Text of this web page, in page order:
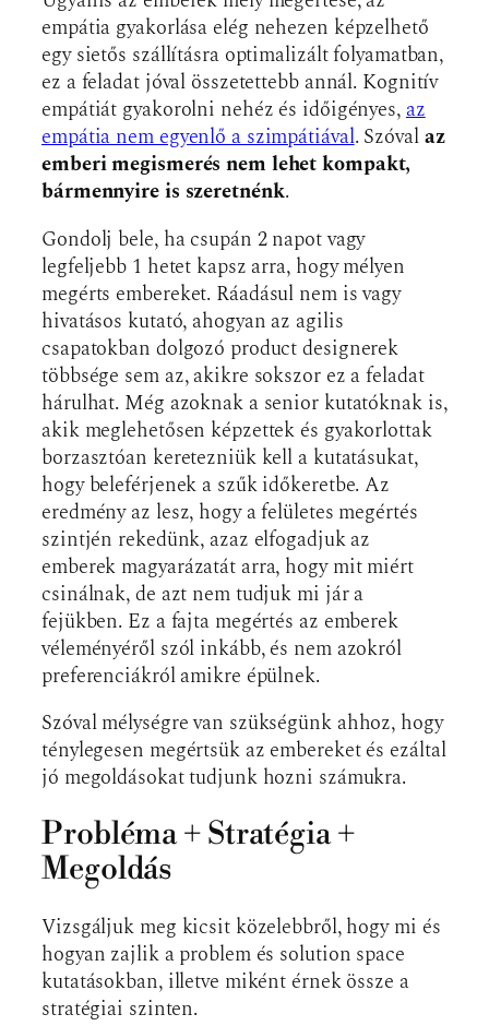
empátia gyakorlása elég nehezen képzelhető
egy sietős szállításra optimalizált folyamatban,
ez a feladat jóval összetettebb annál. Kognitív
empátiát gyakorolni nehéz és időigényes,az
empátia nem egyenlő a szimpátiával. Szóvalaz
emberi megismerés nem lehet kompakt,
bármennyire is szeretnénk.
Gondolj bele, ha csupán 2 napot vagy
legfeljebb 1 hetet kapsz arra, hogy mélyen
megérts embereket. Ráadásul nem is vagy
hivatásos kutató, ahogyan az agilis
csapatokban dolgozó product designerek
többsége sem az, akikre sokszor ez a feladat
hárulhat. Még azoknak a senior kutatóknak is,
akik meglehetősen képzettek és gyakorlottak
borzasztóan keretezniük kell a kutatásukat,
hogy beleférjenek a szűk időkeretbe. Az
eredmény az lesz, hogy a felületes megértés
szintjén rekedünk, azaz elfogadjuk az
emberek magyarázatát arra, hogy mit miért
csinálnak, de azt nem tudjuk mi jár a
fejükben. Ez a fajta megértés az emberek
véleményéről szól inkább, és nem azokról
preferenciákról amikre épülnek.
Szóval mélységre van szükségünk ahhoz, hogy
ténylegesen megértsük az embereket és ezáltal
jó megoldásokat tudjunk hozni számukra.
Probléma + Stratégia +
Megoldás
Vizsgáljuk meg kicsit közelebbről, hogy mi és
hogyan zajlik a problem és solution space
kutatásokban, illetve miként érnek össze a
stratégiai szinten.